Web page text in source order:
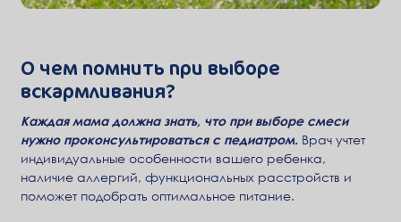
О чем помнить при выборе
вскармливания?
Каждая мама должна знать, что при выборе смеси
нужно проконсультироваться с педиатром. Врач учтет
индивидуальные особенности вашего ребенка,
наличие аллергий, функциональных расстройств и
поможет подобрать оптимальное питание.